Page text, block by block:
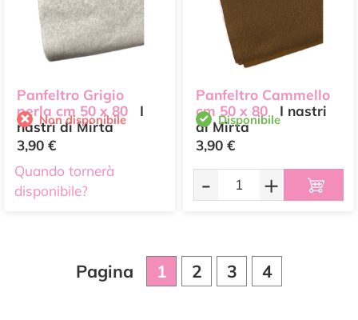
Panfeltro Grigio
perla cm 50 x 80
I
nastri di Mirta
Non disponibile
3,90 €
Quando tornerà
disponibile?
Panfeltro Cammello
cm 50 x 80
I nastri
di Mirta
Disponibile
3,90 €
- +
Pagina 1 2 3 4